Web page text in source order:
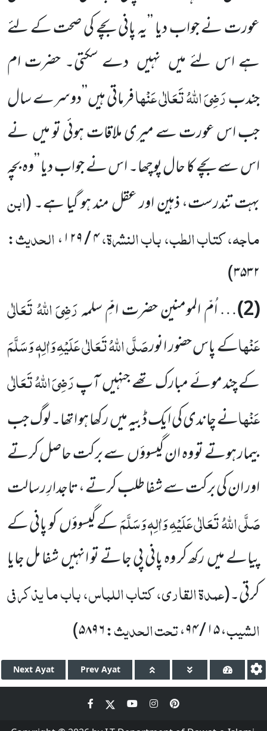
عورت نے جواب دیا ’’یہ پانی بچے کی صحت کے لئے
ہے اس لئے میں نہیں دے سکتی۔ حضرت ام
جندبرَضِیَ اللّٰہُ تَعَالٰی عَنْہافرماتی ہیں’’دوسرے سال
جب اس عورت سے میری ملاقات ہوئی تو میں نے
اس سے بچے کا حال پوچھا۔ اس نے جواب دیا ’’وہ بچہ
بہت تندرست، ذہین اور عقل مند ہو گیا ہے۔(ابن
ماجہ، کتاب الطب، باب النشرۃ،۴ / ۱۲۹ ،الحدیث:
۳۵۳۲)
(2) … اُمّ المومنین حضرت امِّ سلمہرَضِیَ اللّٰہُ تَعَالٰی
عَنْہاکے پاس حضور انورصَلَّی اللّٰہُ تَعَالٰی عَلَیْہِ وَاٰلِہٖ وَسَلَّمَ
کے چند موئے مبارک تھے جنہیں آپرَضِیَ اللّٰہُ تَعَالٰی
عَنْہانے چاندی کی ایک ڈبیہ میں رکھا ہو اتھا۔ لوگ جب
بیمار ہوتے تو وہ ان گیسوؤں سے برکت حاصل کرتے
اور ان کی برکت سے شفا طلب کرتے ، تاجدارِ رسالت
صَلَّی اللّٰہُ تَعَالٰی عَلَیْہِ وَاٰلِہٖ وَسَلَّمَکے گیسوؤں کو پانی کے
پیالے میں رکھ کر وہ پانی پی جاتے تو انہیں شفا مل جایا
کرتی۔(عمدۃ القاری، کتاب اللباس، باب ما یذکر فی
الشیب،۱۵ / ۹۴ ،تحت الحدیث:۵۸۹۶)
Next Ayat Prev Ayat